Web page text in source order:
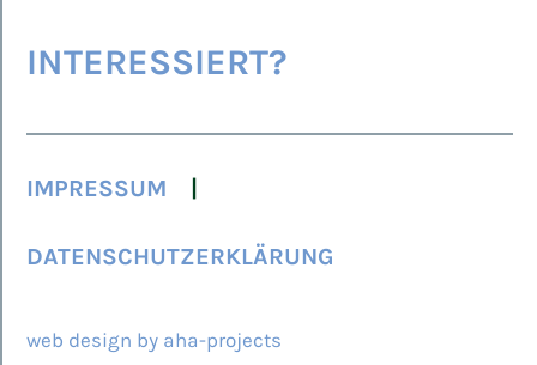
INTERESSIERT?
IMPRESSUM
DATENSCHUTZERKLÄRUNG
web design by aha-projects